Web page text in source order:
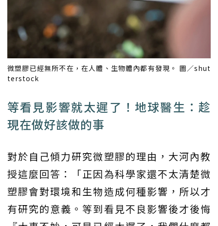
微塑膠已經無所不在，在人體、生物體內都有發現。 圖／shut
terstock
等看見影響就太遲了！地球醫生：趁
現在做好該做的事
對於自己傾力研究微塑膠的理由，大河內教
授這麼回答：「正因為科學家還不太清楚微
塑膠會對環境和生物造成何種影響，所以才
有研究的意義。等到看見不良影響後才後悔